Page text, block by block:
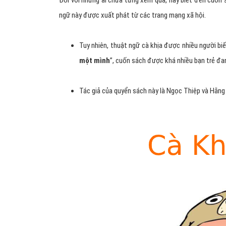
ngữ này được xuất phát từ các trang mạng xã hội.
Tuy nhiên, thuật ngữ cà khịa được nhiều người
một mình”, cuốn sách được khá nhiều bạn trẻ
Tác giả của quyển sách này là Ngọc Thiệp và